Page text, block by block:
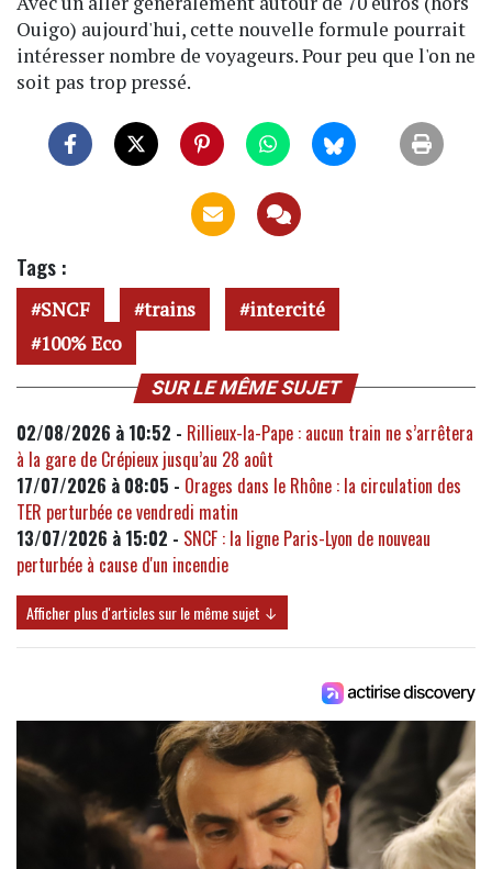
Ouigo) aujourd'hui, cette nouvelle formule pourrait
intéresser nombre de voyageurs. Pour peu que l'on ne
soit pas trop pressé.
Tags :
SNCF trains
intercité
100% Eco
SUR LE MÊME SUJET
02/08/2026 à 10:52 - Rillieux-la-Pape : aucun train ne s’arrêtera
à la gare de Crépieux jusqu’au 28 août
17/07/2026 à 08:05 - Orages dans le Rhône : la circulation des
TER perturbée ce vendredi matin
13/07/2026 à 15:02 - SNCF : la ligne Paris-Lyon de nouveau
perturbée à cause d'un incendie
Afficher plus d'articles sur le même sujet ↓